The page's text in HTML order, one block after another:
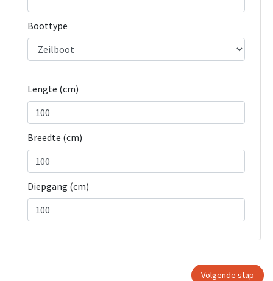
Boottype
Lengte (cm)
Breedte (cm)
Diepgang (cm)